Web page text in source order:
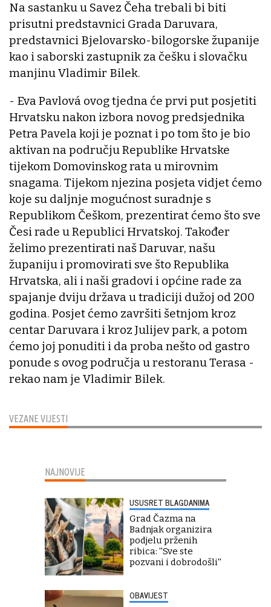
VEZANE VIJESTI
Na sastanku u Savez Čeha trebali bi biti
prisutni predstavnici Grada Daruvara,
predstavnici Bjelovarsko-bilogorske županije
kao i saborski zastupnik za češku i slovačku
manjinu Vladimir Bilek.
- Eva Pavlová ovog tjedna će prvi put posjetiti
Hrvatsku nakon izbora novog predsjednika
Petra Pavela koji je poznat i po tom što je bio
aktivan na području Republike Hrvatske
tijekom Domovinskog rata u mirovnim
snagama. Tijekom njezina posjeta vidjet ćemo
koje su daljnje mogućnost suradnje s
Republikom Češkom, prezentirat ćemo što sve
Česi rade u Republici Hrvatskoj. Također
želimo prezentirati naš Daruvar, našu
županiju i promovirati sve što Republika
Hrvatska, ali i naši gradovi i općine rade za
spajanje dviju država u tradiciji dužoj od 200
godina. Posjet ćemo završiti šetnjom kroz
centar Daruvara i kroz Julijev park, a potom
ćemo joj ponuditi i da proba nešto od gastro
ponude s ovog područja u restoranu Terasa -
rekao nam je Vladimir Bilek.
NAJNOVIJE
USUSRET BLAGDANIMA
Grad Čazma na
Badnjak organizira
podjelu prženih
ribica: ''Sve ste
pozvani i dobrodošli''
OBAVIJEST